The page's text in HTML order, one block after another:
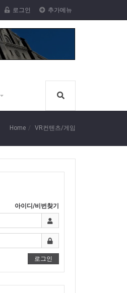
로그인 추가메뉴
Home VR컨텐츠/게임
아이디/비번찾기
로그인